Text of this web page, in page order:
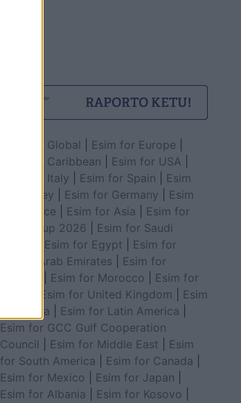
Esim for Global Esim for Europe
Esim for Caribbean
Esim for USA
Esim for Italy
Esim for Spain
Esim
for Turkey
Esim for Germany
Esim
for Greece
Esim for Asia
Esim for
World Cup 2026
Esim for Saudi
Esim for Egypt
Esim for
United Arab Emirates
Esim for
Esim for Morocco
Esim for
Esim for United Kingdom
Esim
for Africa
Esim for Latin America
Esim for GCC Gulf Cooperation
Council
Esim for Middle East
Esim
for South America
Esim for Canada
Esim for Mexico
Esim for Japan
Esim for Albania
Esim for Kosovo